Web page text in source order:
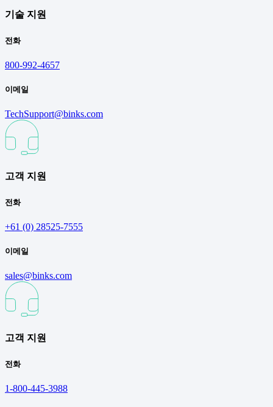
기술 지원
전화
800-992-4657
이메일
TechSupport@binks.com
고객 지원
전화
+61 (0) 28525-7555
이메일
sales@binks.com
고객 지원
전화
1-800-445-3988